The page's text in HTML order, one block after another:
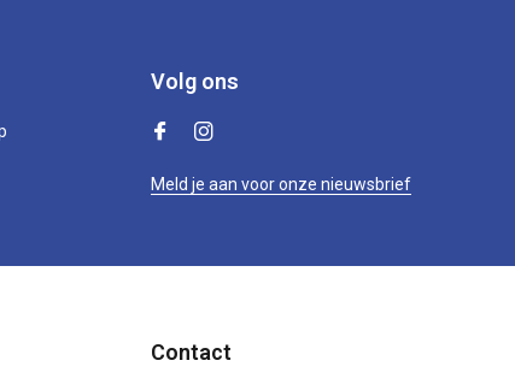
Volg ons
Meld je aan voor onze nieuwsbrief
Contact